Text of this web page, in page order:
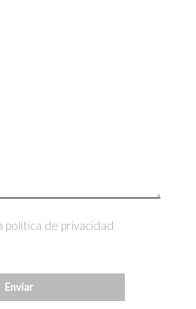
política de privacidad